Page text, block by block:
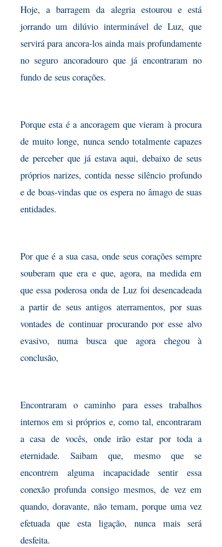
Hoje, a barragem da alegria estourou e está
jorrando um dilúvio interminável de Luz, que
servirá para ancora-los ainda mais profundamente
no seguro ancoradouro que já encontraram no
fundo de seus corações.
Porque esta é a ancoragem que vieram à procura
de muito longe, nunca sendo totalmente capazes
de perceber que já estava aqui, debaixo de seus
próprios narizes, contida nesse silêncio profundo
e de boas-vindas que os espera no âmago de suas
entidades.
Por que é a sua casa, onde seus corações sempre
souberam que era e que, agora, na medida em
que essa poderosa onda de Luz foi desencadeada
a partir de seus antigos aterramentos, por suas
vontades de continuar procurando por esse alvo
evasivo, numa busca que agora chegou à
conclusão,
Encontraram o caminho para esses trabalhos
internos em si próprios e, como tal, encontraram
a casa de vocês, onde irão estar por toda a
eternidade. Saibam que, mesmo que se
encontrem alguma incapacidade sentir essa
conexão profunda consigo mesmos, de vez em
quando, doravante, não temam, porque uma vez
efetuada que esta ligação, nunca mais será
desfeita.